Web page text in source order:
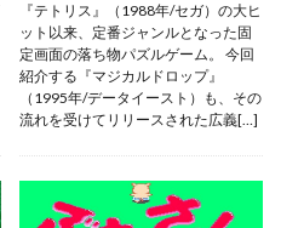
『テトリス』（1988年/セガ）の大ヒ
ット以来、定番ジャンルとなった固
定画面の落ち物パズルゲーム。 今回
紹介する『マジカルドロップ』
（1995年/データイースト）も、その
流れを受けてリリースされた広義[…]